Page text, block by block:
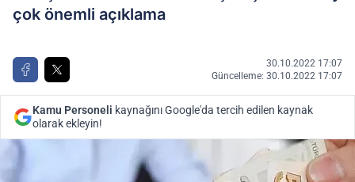
çok önemli açıklama
30.10.2022 17:07
Güncelleme: 30.10.2022 17:07
Kamu Personeli kaynağını Google'da tercih edilen kaynak
olarak ekleyin!